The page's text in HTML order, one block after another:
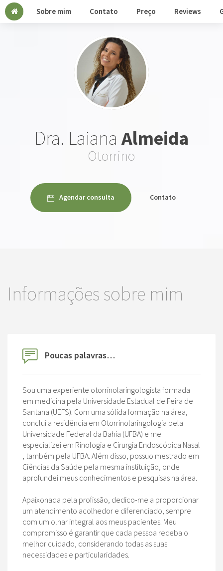
Sobre mim Contato Preço Reviews
Dra. Laiana Almeida
Otorrino
Agendar consulta Contato
Informações sobre mim
Poucas palavras…
Sou uma experiente otorrinolaringologista formada
em medicina pela Universidade Estadual de Feira de
Santana (UEFS). Com uma sólida formação na área,
conclui a residência em Otorrinolaringologia pela
Universidade Federal da Bahia (UFBA) e me
especializei em Rinologia e Cirurgia Endoscópica Nasal
, também pela UFBA. Além disso, possuo mestrado em
Ciências da Saúde pela mesma instituição, onde
aprofundei meus conhecimentos e pesquisas na área.
Apaixonada pela profissão, dedico-me a proporcionar
um atendimento acolhedor e diferenciado, sempre
com um olhar integral aos meus pacientes. Meu
compromisso é garantir que cada pessoa receba o
melhor cuidado, considerando todas as suas
necessidades e particularidades.